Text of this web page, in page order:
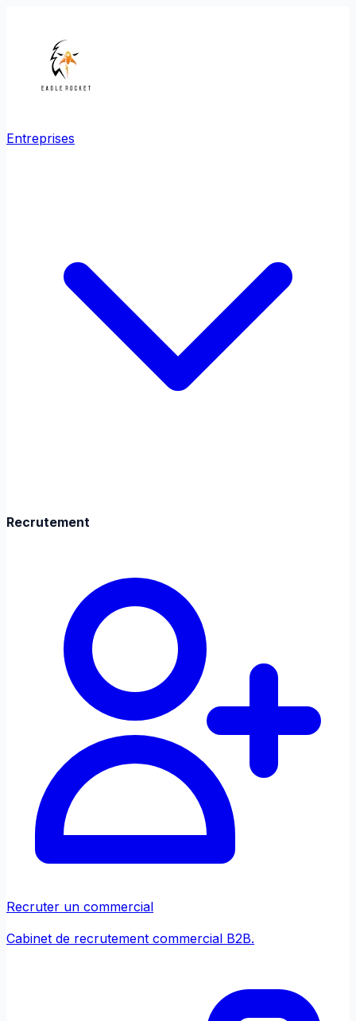
Entreprises
Recrutement
Recruter un commercial
Cabinet de recrutement commercial B2B.